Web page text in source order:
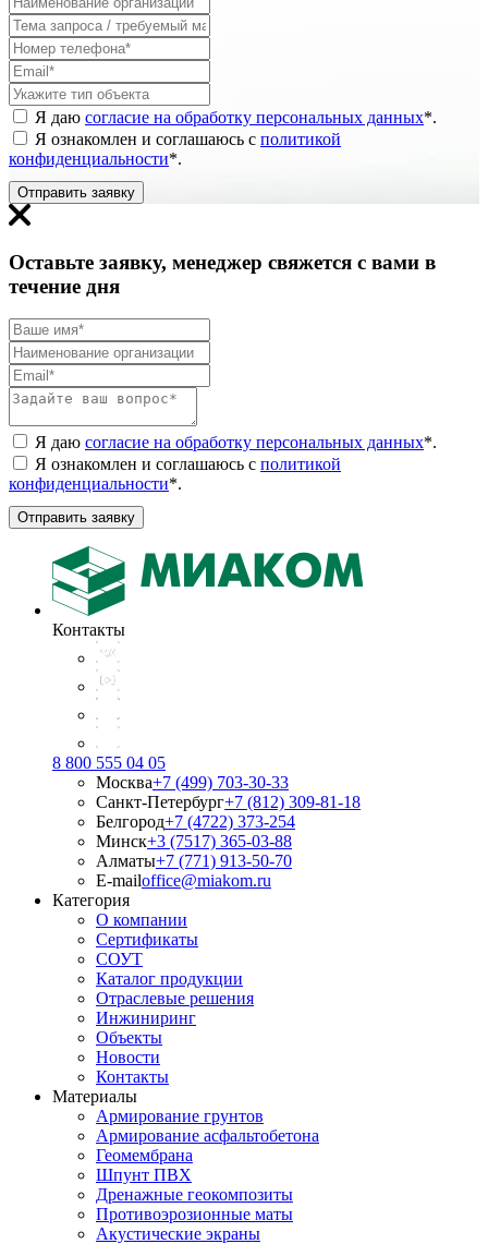
Я даю согласие на обработку персональных данных*.
Я ознакомлен и соглашаюсь с политикой
конфиденциальности*.
Отправить заявку
Оставьте заявку, менеджер свяжется с вами в
течение дня
Я даю согласие на обработку персональных данных*.
Я ознакомлен и соглашаюсь с политикой
конфиденциальности*.
Отправить заявку
Контакты
8 800 555 04 05
Москва+7 (499) 703-30-33
Санкт-Петербург+7 (812) 309-81-18
Белгород+7 (4722) 373-254
Минск+3 (7517) 365-03-88
Алматы+7 (771) 913-50-70
E-mailoffice@miakom.ru
Категория
О компании
Сертификаты
СОУТ
Каталог продукции
Отраслевые решения
Инжиниринг
Объекты
Новости
Контакты
Материалы
Армирование грунтов
Армирование асфальтобетона
Геомембрана
Шпунт ПВХ
Дренажные геокомпозиты
Противоэрозионные маты
Акустические экраны